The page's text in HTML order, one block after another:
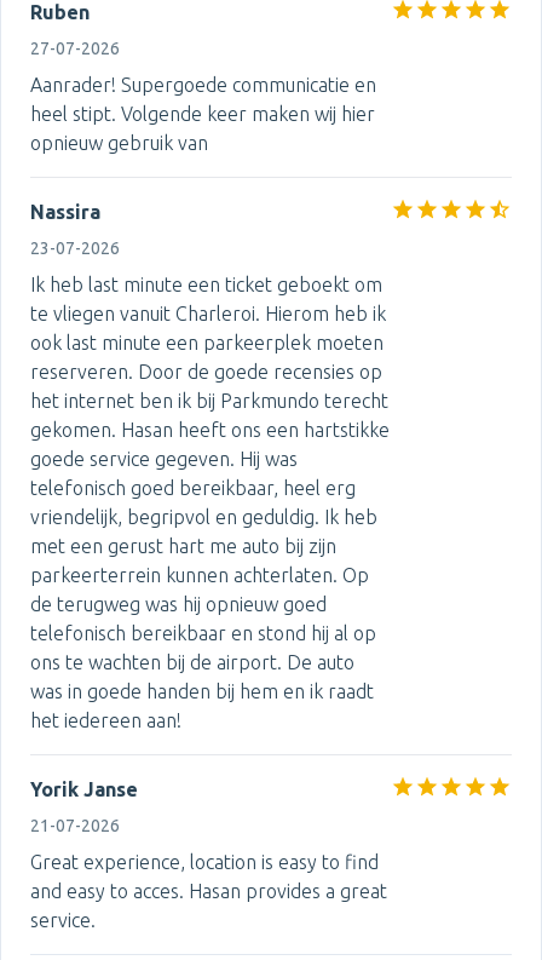
Ruben
27-07-2026
Aanrader! Supergoede communicatie en
heel stipt. Volgende keer maken wij hier
opnieuw gebruik van
Nassira
23-07-2026
Ik heb last minute een ticket geboekt om
te vliegen vanuit Charleroi. Hierom heb ik
ook last minute een parkeerplek moeten
reserveren. Door de goede recensies op
het internet ben ik bij Parkmundo terecht
gekomen. Hasan heeft ons een hartstikke
goede service gegeven. Hij was
telefonisch goed bereikbaar, heel erg
vriendelijk, begripvol en geduldig. Ik heb
met een gerust hart me auto bij zijn
parkeerterrein kunnen achterlaten. Op
de terugweg was hij opnieuw goed
telefonisch bereikbaar en stond hij al op
ons te wachten bij de airport. De auto
was in goede handen bij hem en ik raadt
het iedereen aan!
Yorik Janse
21-07-2026
Great experience, location is easy to find
and easy to acces. Hasan provides a great
service.